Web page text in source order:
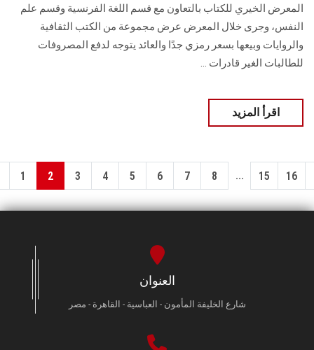
المعرض الخيري للكتاب بالتعاون مع قسم اللغة الفرنسية وقسم علم
النفس، وجرى خلال المعرض عرض مجموعة من الكتب الثقافية
والروايات وبيعها بسعر رمزي جدًا والعائد يتوجه لدفع المصروفات
للطالبات الغير قادرات ...
اقرأ المزيد
1 2 3 4 5 6 7 8 ... 15 16
العنوان
شارع الخليفة المأمون - العباسية - القاهرة - مصر